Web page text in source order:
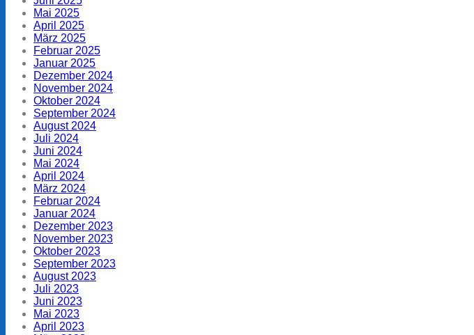
Mai 2025
April 2025
März 2025
Februar 2025
Januar 2025
Dezember 2024
November 2024
Oktober 2024
September 2024
August 2024
Juli 2024
Juni 2024
Mai 2024
April 2024
März 2024
Februar 2024
Januar 2024
Dezember 2023
November 2023
Oktober 2023
September 2023
August 2023
Juli 2023
Juni 2023
Mai 2023
April 2023